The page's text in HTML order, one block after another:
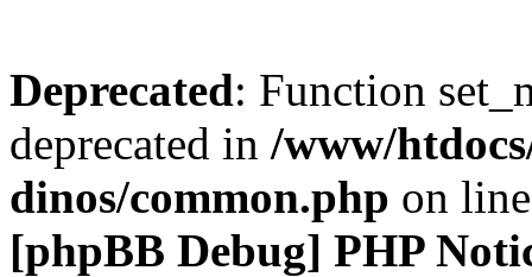
Deprecated: Function
deprecated in /www/
dinos/common.php on
[phpBB Debug] PHP